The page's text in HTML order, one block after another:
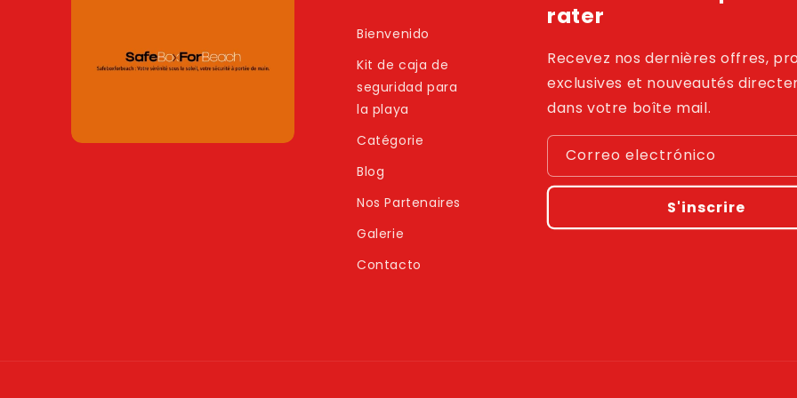
Bienvenido
Kit de caja de
seguridad para
la playa
Catégorie
Blog
Nos Partenaires
Galerie
Contacto
rater
Recevez nos dernières offres,
exclusives et nouveautés
dans votre boîte mail.
Correo electrónico
S'inscrire